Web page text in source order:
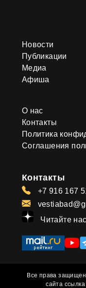
Новости
Публикации
Медиа
Афиша
О нас
Контакты
Политика
Соглашения
Контакты
+7 916 167
Читайте
Все права
сайта ссылка